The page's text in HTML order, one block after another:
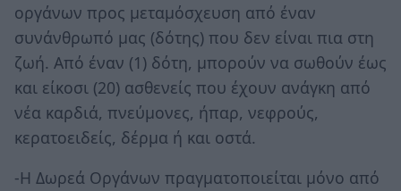
οργάνων προς μεταμόσχευση από έναν
συνάνθρωπό μας (δότης) που δεν είναι πια στη
ζωή. Aπό έναν (1) δότη, μπορούν να σωθούν έως
και είκοσι (20) ασθενείς που έχουν ανάγκη από
νέα καρδιά, πνεύμονες, ήπαρ, νεφρούς,
κερατοειδείς, δέρμα ή και οστά.
-Η Δωρεά Οργάνων πραγματοποιείται μόνο από